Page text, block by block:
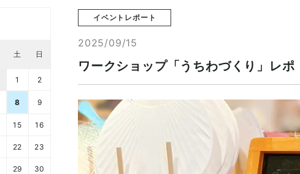
イベントレポート
2025/09/15
ワークショップ「うちわづくり」レポ
土 日
1 2
8 9
15 16
22 23
29 30